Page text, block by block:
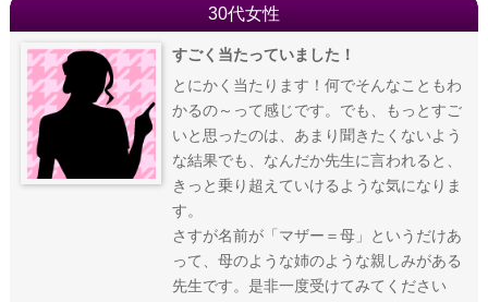
30代女性
すごく当たっていました！
とにかく当たります！何でそんなこともわ
かるの～って感じです。でも、もっとすご
いと思ったのは、あまり聞きたくないよう
な結果でも、なんだか先生に言われると、
きっと乗り超えていけるような気になりま
す。
さすが名前が「マザー＝母」というだけあ
って、母のような姉のような親しみがある
先生です。是非一度受けてみてください